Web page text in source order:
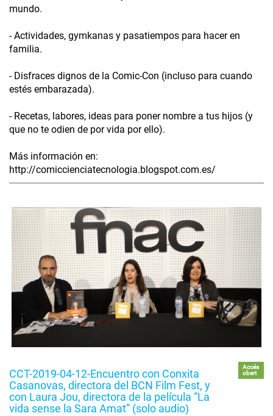
mundo.
- Actividades, gymkanas y pasatiempos para hacer en
familia.
- Disfraces dignos de la Comic-Con (incluso para cuando
estés embarazada).
- Recetas, labores, ideas para poner nombre a tus hijos (y
que no te odien de por vida por ello).
Más información en:
http://comiccienciatecnologia.blogspot.com.es/
CCT-2019-04-12-Encuentro con Conxita
Casanovas, directora del BCN Film Fest, y
con Laura Jou, directora de la película “La
vida sense la Sara Amat” (solo audio)
Accés
obert